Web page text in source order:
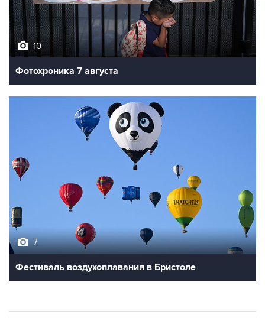
10
Фотохроника 7 августа
7
Фестиваль воздухоплавания в Бристоле